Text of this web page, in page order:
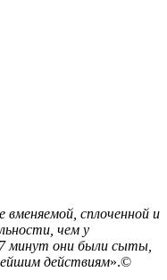
вменяемой, сплоченной и
чем у
минут они были сыты,
действиям».©